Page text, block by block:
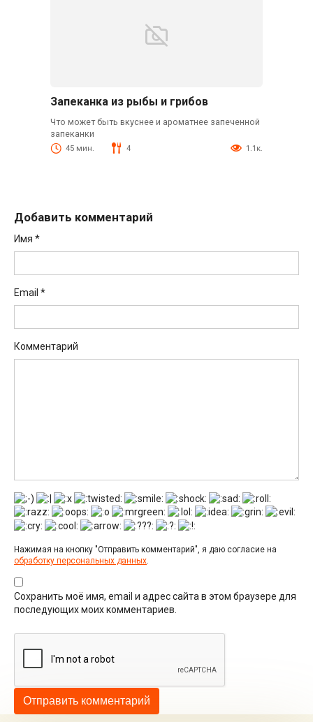
Запеканка из рыбы и грибов
Что может быть вкуснее и ароматнее запеченной
запеканки
45 мин. 4 1.1к.
Добавить комментарий
Имя *
Email *
Комментарий
Нажимая на кнопку "Отправить комментарий", я даю согласие на
обработку персональных данных.
Сохранить моё имя, email и адрес сайта в этом браузере для
последующих моих комментариев.